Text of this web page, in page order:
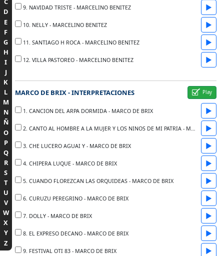
D
E
F
G
H
I
J
K
L
M
N
Ñ
O
P
Q
R
S
T
U
V
W
X
Y
Z
9. NAVIDAD TRISTE - MARCELINO BENITEZ ▶
10. NELLY - MARCELINO BENITEZ ▶
11. SANTIAGO H ROCA - MARCELINO BENITEZ ▶
12. VILLA PASTOREO - MARCELINO BENITEZ ▶
MARCO DE BRIX - INTERPRETACIONES
1. CANCION DEL ARPA DORMIDA - MARCO DE BRIX ▶
2. CANTO AL HOMBRE A LA MUJER Y LOS NINOS DE MI PATRIA - MARCO DE BRIX ▶
3. CHE LUCERO AGUAI Y - MARCO DE BRIX ▶
4. CHIPERA LUQUE - MARCO DE BRIX ▶
5. CUANDO FLOREZCAN LAS ORQUIDEAS - MARCO DE BRIX ▶
6. CURUZU PEREGRINO - MARCO DE BRIX ▶
7. DOLLY - MARCO DE BRIX ▶
8. EL EXPRESO DECANO - MARCO DE BRIX ▶
9. FESTIVAL OTI 83 - MARCO DE BRIX ▶